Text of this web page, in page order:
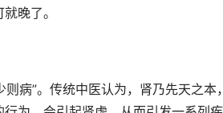
晚了。
则病”。传统中医认为，肾乃先天之